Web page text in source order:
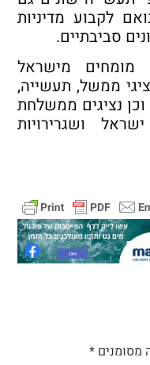
לקבוע מדיניות
סביבתיים.
מומחים מישראל
ממשל, תעשייה,
וכן נציגים ממשלחת
ושגרירויות
מסומנים *